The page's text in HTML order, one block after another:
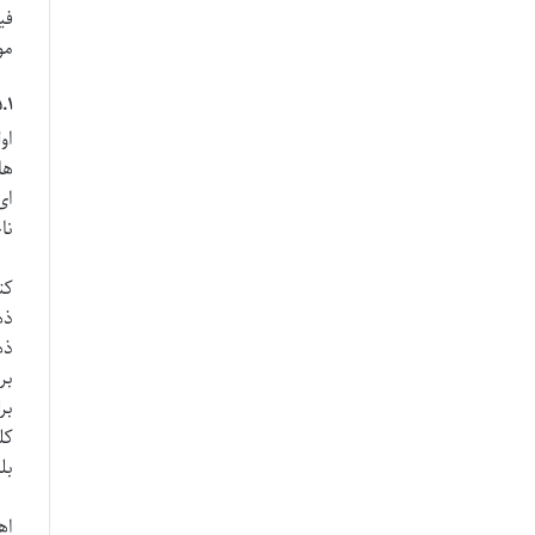
۵.۱. فصل اول: